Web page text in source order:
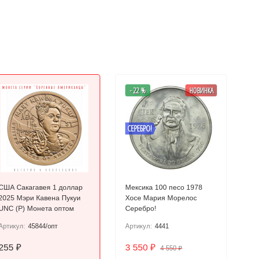
Сакагавея 1 доллар
Мэри Кавена Пукуи
(P) Монета оптом
45844/опт
₽
СЕРЕБРО!
- 22 % НОВИНКА
Мексика 100 песо 1978
Хосе Мария Морелос
Серебро!
Артикул: 4441
3 550₽ 4 550₽